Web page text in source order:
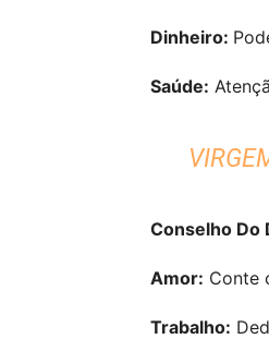
Dinheiro:
Saúde:
Conselho Do
Amor: Conte
Trabalho: